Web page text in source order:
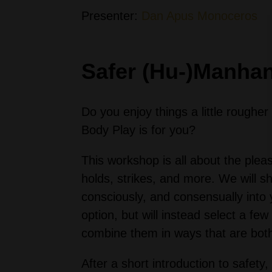
Presenter:
Safer (Hu-
Do you enjoy things a little
Body Play is for you?
This workshop is all about the
holds, strikes, and more. We will
consciously, and consensually
option, but will instead select a
combine them in ways that are
After a short introduction to